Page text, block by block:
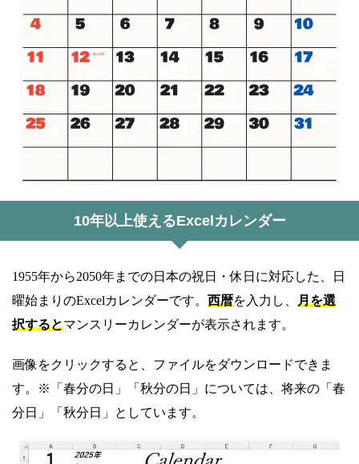
10年以上使えるExcelカレンダー
1955年から2050年までの日本の祝日・休日に対応した、日
曜始まりのExcelカレンダーです。 西暦を入力し、 月を選
択するとマンスリーカレンダーが表示されます。
画像をクリックすると、ファイルをダウンロードできま
す。※「春分の日」「秋分の日」については、将来の「春
分日」「秋分日」としています。